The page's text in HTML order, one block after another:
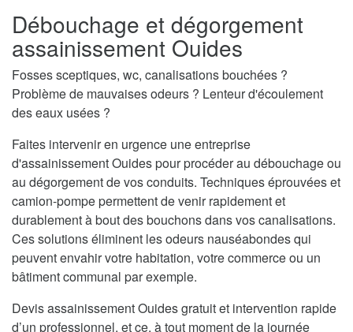
Débouchage et dégorgement
assainissement Ouides
Fosses sceptiques, wc, canalisations bouchées ?
Problème de mauvaises odeurs ? Lenteur d'écoulement
des eaux usées ?
Faites intervenir en urgence une entreprise
d'assainissement Ouides pour procéder au débouchage ou
au dégorgement de vos conduits. Techniques éprouvées et
camion-pompe permettent de venir rapidement et
durablement à bout des bouchons dans vos canalisations.
Ces solutions éliminent les odeurs nauséabondes qui
peuvent envahir votre habitation, votre commerce ou un
bâtiment communal par exemple.
Devis assainissement Ouides gratuit et intervention rapide
d’un professionnel, et ce, à tout moment de la journée